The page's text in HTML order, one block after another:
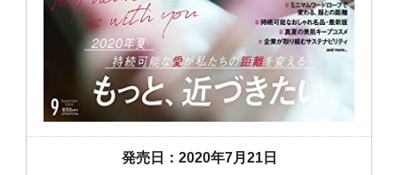
発売日：2020年7月21日